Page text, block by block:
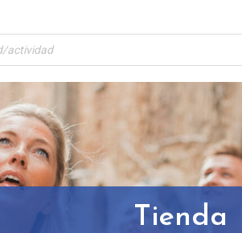
Tienda